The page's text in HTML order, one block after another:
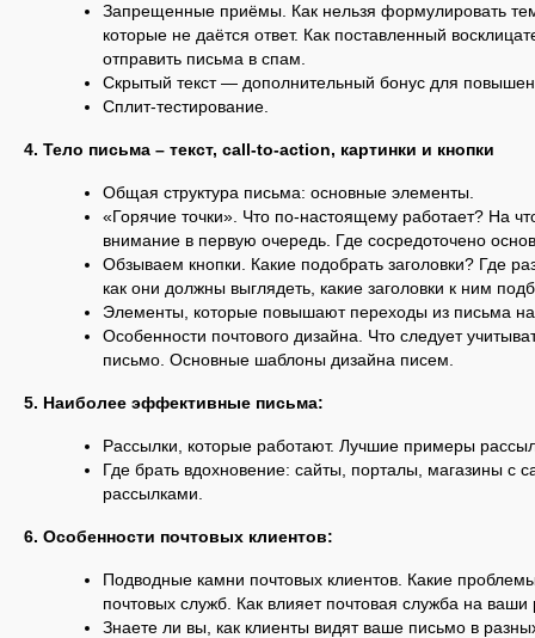
Запрещенные приёмы. Как нельзя формулировать
которые не даётся ответ. Как поставленный
отправить письма в спам.
Скрытый текст — дополнительный бонус для
Сплит-тестирование.
4. Тело письма – текст, call-to-action, картинки и кнопки
Общая структура письма: основные элементы.
«Горячие точки». Что по-настоящему работает? На
внимание в первую очередь. Где сосредоточено
Обзываем кнопки. Какие подобрать заголовки? Где
как они должны выглядеть, какие заголовки к ним
Элементы, которые повышают переходы из письма
Особенности почтового дизайна. Что следует
письмо. Основные шаблоны дизайна писем.
5. Наиболее эффективные письма:
Рассылки, которые работают. Лучшие примеры
Где брать вдохновение: сайты, порталы, магазины
рассылками.
6. Особенности почтовых клиентов:
Подводные камни почтовых клиентов. Какие
почтовых служб. Как влияет почтовая служба на ваши
Знаете ли вы, как клиенты видят ваше письмо в